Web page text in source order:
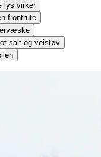
lys virker
frontrute
salt og veistøv